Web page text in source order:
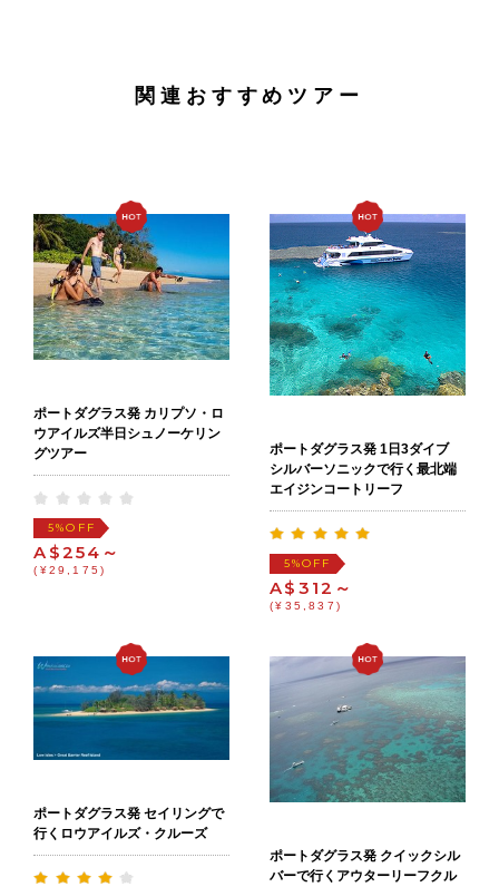
関連おすすめツアー
ポートダグラス発 カリプソ・ロ
ウアイルズ半日シュノーケリン
グツアー
5%OFF
A$254～
(¥29,175)
ポートダグラス発 1日3ダイブ
シルバーソニックで行く最北端
エイジンコートリーフ
5%OFF
A$312～
(¥35,837)
ポートダグラス発 セイリングで
行くロウアイルズ・クルーズ
ポートダグラス発 クイックシル
バーで行くアウターリーフクル